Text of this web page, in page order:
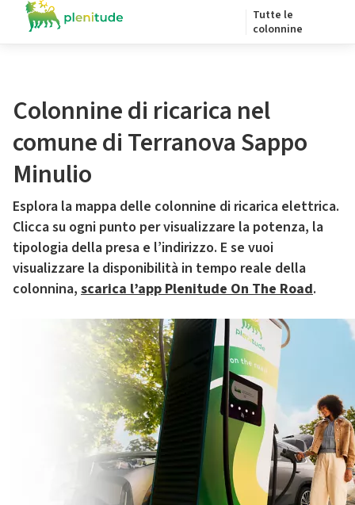
Tutte le
colonnine
Colonnine di ricarica nel
comune di Terranova Sappo
Minulio
Esplora la mappa delle colonnine di ricarica elettrica.
Clicca su ogni punto per visualizzare la potenza, la
tipologia della presa e l’indirizzo. E se vuoi
visualizzare la disponibilità in tempo reale della
colonnina, scarica l’app Plenitude On The Road.